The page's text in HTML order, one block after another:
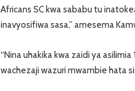
Africans SC kwa sababu tu
inavyosifiwa sasa,” amesema
“Nina uhakika kwa zaidi ya
wachezaji wazuri mwambie hata